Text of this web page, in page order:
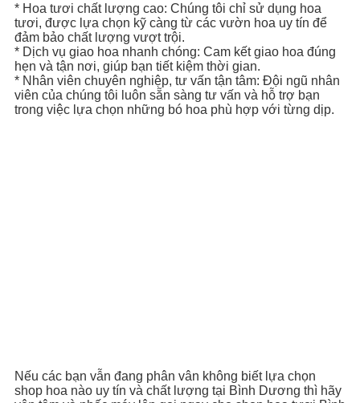
* Hoa tươi chất lượng cao: Chúng tôi chỉ sử dụng hoa
tươi, được lựa chọn kỹ càng từ các vườn hoa uy tín để
đảm bảo chất lượng vượt trội.
* Dịch vụ giao hoa nhanh chóng: Cam kết giao hoa đúng
hẹn và tận nơi, giúp bạn tiết kiệm thời gian.
* Nhân viên chuyên nghiệp, tư vấn tận tâm: Đội ngũ nhân
viên của chúng tôi luôn sẵn sàng tư vấn và hỗ trợ bạn
trong việc lựa chọn những bó hoa phù hợp với từng dịp.
Nếu các bạn vẫn đang phân vân không biết lựa chọn
shop hoa nào uy tín và chất lượng tại Bình Dương thì hãy